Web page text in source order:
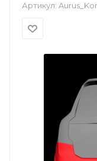
Артикул: